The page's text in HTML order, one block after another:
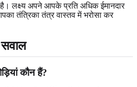
लक्ष्य अपने आपके प्रति अधिक ईमानदार
तंत्रिका तंत्र वास्तव में भरोसा कर
कौन हैं?